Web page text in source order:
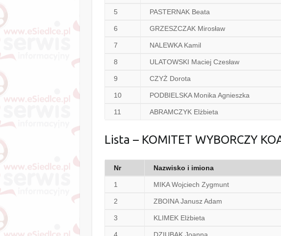
5 PASTERNAK Beata
6 GRZESZCZAK Mirosław
7 NALEWKA Kamil
8 ULATOWSKI Maciej Czesław
9 CZYŻ Dorota
10 PODBIELSKA Monika Agnieszka
11 ABRAMCZYK Elżbieta
Lista – KOMITET WYBORCZY
Nr Nazwisko i imiona
1 MIKA Wojciech Zygmunt
2 ZBOINA Janusz Adam
3 KLIMEK Elżbieta